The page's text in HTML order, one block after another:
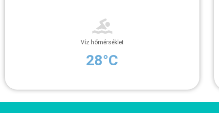
Víz hőmérséklet
28°C